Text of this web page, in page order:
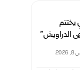
يختتم
الدراويش”